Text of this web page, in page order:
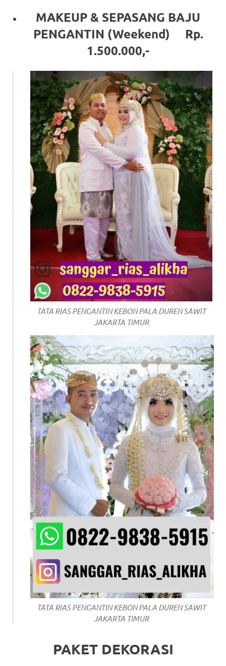
MAKEUP & SEPASANG BAJU
PENGANTIN (Weekend) Rp.
1.500.000,-
TATA RIAS PENGANTIN KEBON PALA DUREN SAWIT
JAKARTA TIMUR
TATA RIAS PENGANTIN KEBON PALA DUREN SAWIT
JAKARTA TIMUR
PAKET DEKORASI